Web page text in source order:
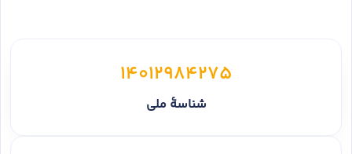
14012984275
شناسهٔ ملی